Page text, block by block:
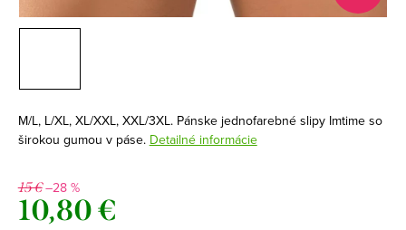
M/L, L/XL, XL/XXL, XXL/3XL. Pánske jednofarebné slipy Imtime so
širokou gumou v páse. Detailné informácie
15 €–28 %
10,80 €